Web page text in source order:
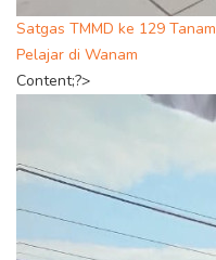
Satgas TMMD ke 129
Pelajar di Wanam
Content;?>